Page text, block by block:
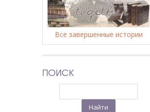
Все завершенные истории
ПОИСК